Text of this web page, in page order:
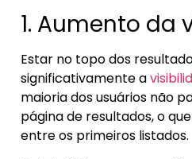
1. Aumento da
Estar no topo dos
significativamente a
maioria dos usuários não
página de resultados, o
entre os primeiros listados.